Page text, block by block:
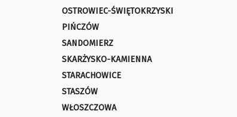
OSTROWIEC-ŚWIĘTOKRZYSKI
PIŃCZÓW
SANDOMIERZ
SKARŻYSKO-KAMIENNA
STARACHOWICE
STASZÓW
WŁOSZCZOWA